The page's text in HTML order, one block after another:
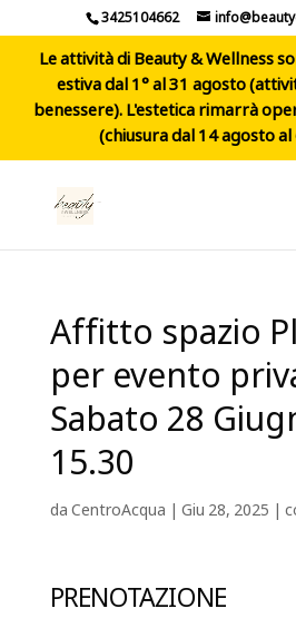
3425104662
Le attività di Beauty & Wellness
estiva dal 1° al 31 agosto
benessere). L'estetica rimarrà
(chiusura dal 14 agosto
Affitto spazio
per evento
Sabato 28
15.30
daCentroAcqua | Giu 28, 2025 |
PRENOTAZIONE